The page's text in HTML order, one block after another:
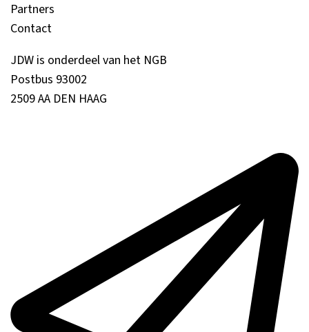
Partners
Contact
JDW is onderdeel van het NGB
Postbus 93002
2509 AA DEN HAAG